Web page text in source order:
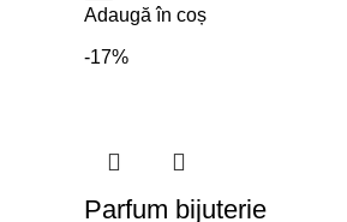
Adaugă în coș
-17%
Parfum bijuterie